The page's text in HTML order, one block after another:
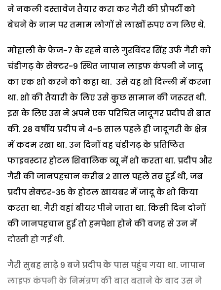
ने नकली दस्तावेज तैयार करा कर गैरी की प्रौपर्टी को
बेचने के नाम पर तमाम लोगों से लाखों रुपए ठग लिए थे.
मोहाली के फेज-7 के रहने वाले गुरविंदर सिंह उर्फ गैरी को
चंडीगढ़ के सेक्टर-9 स्थित जापान लाइफ कंपनी ने जादू
का एक शो करने को कहा था. उसे यह शो दिल्ली में करना
था. शो की तैयारी के लिए उसे कुछ सामान की जरूरत थी.
इस के लिए उस ने अपने एक परिचित जादूगर प्रदीप से बात
की. 28 वर्षीय प्रदीप ने 4-5 साल पहले ही जादूगरी के क्षेत्र
में कदम रखा था. उन दिनों वह चंडीगढ़ के प्रतिष्ठित
फाइवस्टार होटल शिवालिक व्यू में शो करता था. प्रदीप और
गैरी की जानपहचान करीब 2 साल पहले तब हुई थी, जब
प्रदीप सेक्टर-35 के होटल खायबर में जादू के शो किया
करता था. गैरी वहां बीयर पीने जाता था. किसी दिन दोनों
की जानपहचान हुई तो हमपेशा होने की वजह से उन में
दोस्ती हो गई थी.
गैरी सुबह साढ़े 9 बजे प्रदीप के पास पहुंच गया था. जापान
लाइफ कंपनी के निमंत्रण की बात बताने के बाद उस ने